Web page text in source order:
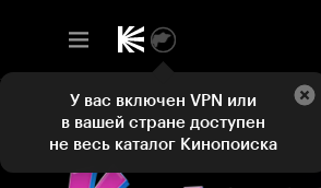
У вас включен VPN или
в вашей стране доступен
не весь каталог Кинопоиска